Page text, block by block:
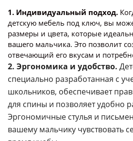
1. Индивидуальный подход.
детскую мебель под ключ, вы
размеры и цвета, которые
вашего мальчика. Это позволит
отвечающий его вкусам и
2. Эргономика и удобство.
специально разработанная с
школьников, обеспечивает
для спины и позволяет удобно
Эргономичные стулья и
вашему мальчику чувствовать